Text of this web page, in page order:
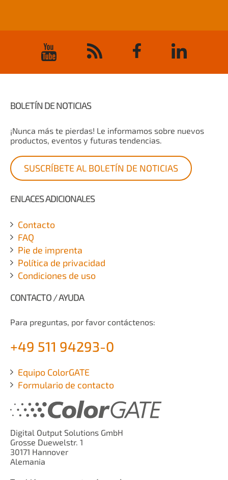
BOLETÍN DE NOTICIAS
¡Nunca más te pierdas! Le informamos sobre nuevos
productos, eventos y futuras tendencias.
SUSCRÍBETE AL BOLETÍN DE NOTICIAS
ENLACES ADICIONALES
Contacto
FAQ
Pie de imprenta
Política de privacidad
Condiciones de uso
CONTACTO / AYUDA
Para preguntas, por favor contáctenos:
+49 511 94293-0
Equipo ColorGATE
Formulario de contacto
Digital Output Solutions GmbH
Grosse Duewelstr. 1
30171 Hannover
Alemania